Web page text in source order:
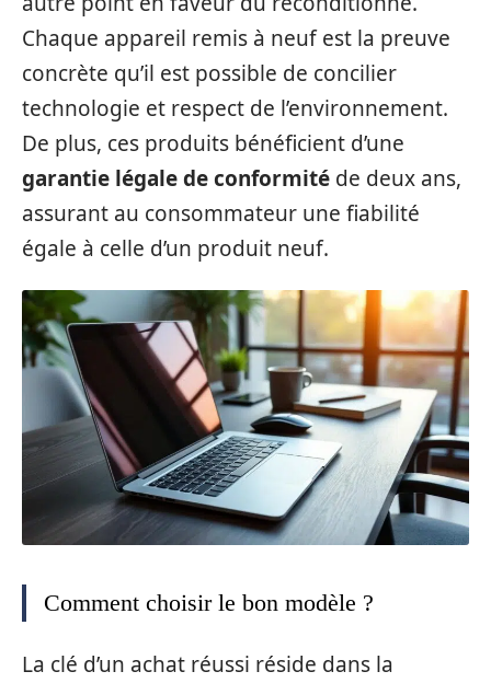
Chaque appareil remis à neuf est la preuve
concrète qu’il est possible de concilier
technologie et respect de l’environnement.
De plus, ces produits bénéficient d’une
garantie légale de conformité de deux ans,
assurant au consommateur une fiabilité
égale à celle d’un produit neuf.
Comment choisir le bon modèle ?
La clé d’un achat réussi réside dans la